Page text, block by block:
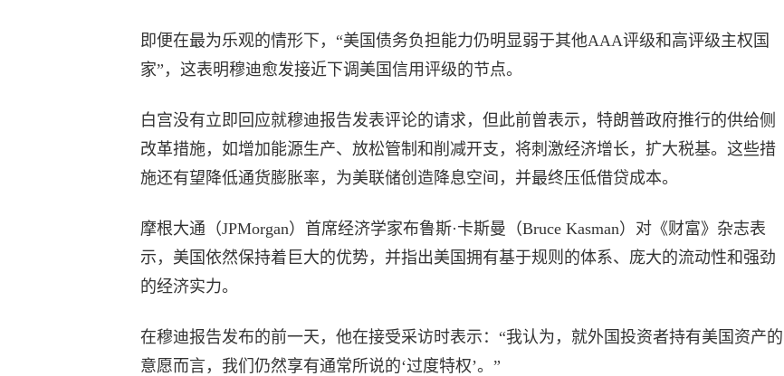
即便在最为乐观的情形下，“美国债务负担能力仍明显弱于其他AAA评级和高评级主权国
家”，这表明穆迪愈发接近下调美国信用评级的节点。
白宫没有立即回应就穆迪报告发表评论的请求，但此前曾表示，特朗普政府推行的供给侧
改革措施，如增加能源生产、放松管制和削减开支，将刺激经济增长，扩大税基。这些措
施还有望降低通货膨胀率，为美联储创造降息空间，并最终压低借贷成本。
摩根大通（JPMorgan）首席经济学家布鲁斯·卡斯曼（Bruce Kasman）对《财富》杂志表
示，美国依然保持着巨大的优势，并指出美国拥有基于规则的体系、庞大的流动性和强劲
的经济实力。
在穆迪报告发布的前一天，他在接受采访时表示：“我认为，就外国投资者持有美国资产的
意愿而言，我们仍然享有通常所说的‘过度特权’。”